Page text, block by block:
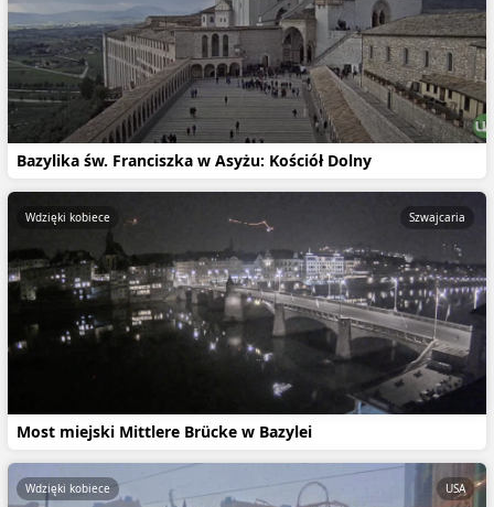
Bazylika św. Franciszka w Asyżu: Kościół Dolny
Most miejski Mittlere Brücke w Bazylei
Wdzięki kobiece Szwajcaria
Wdzięki kobiece USA